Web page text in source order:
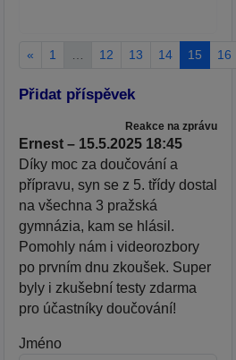
« 1 12 13 14 15 16
Přidat příspěvek
Reakce na zprávu
Ernest – 15.5.2025 18:45
Díky moc za doučování a
přípravu, syn se z 5. třídy dostal
na všechna 3 pražská
gymnázia, kam se hlásil.
Pomohly nám i videorozbory
po prvním dnu zkoušek. Super
byly i zkušební testy zdarma
pro účastníky doučování!
Jméno